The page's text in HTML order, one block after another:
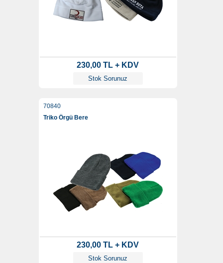
230,00 TL + KDV
Stok Sorunuz
70840
Triko Örgü Bere
230,00 TL + KDV
Stok Sorunuz